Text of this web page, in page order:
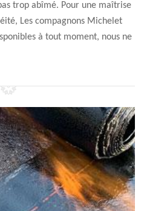
trop abîmé. Pour une maîtrise
Les compagnons Michelet
à tout moment, nous ne